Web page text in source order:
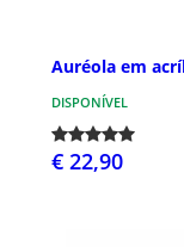
Auréola em
DISPONÍVEL
€ 22,90